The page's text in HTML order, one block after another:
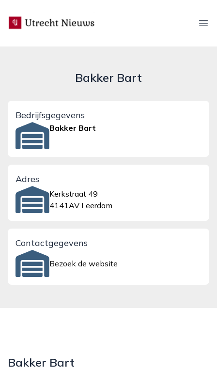
utrecht-nieuws.nl
Bakker Bart
Bedrijfsgegevens
Bakker Bart
Adres
Kerkstraat 49
4141AV Leerdam
Contactgegevens
Bezoek de website
Bakker Bart